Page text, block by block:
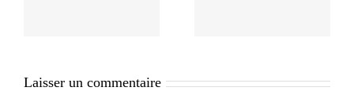
Laisser un commentaire